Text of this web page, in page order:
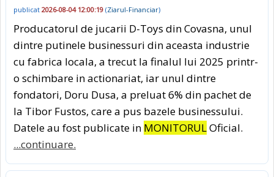
publicat 2026-08-04 12:00:19 (Ziarul-Financiar)
Producatorul de jucarii D-Toys din Covasna, unul
dintre putinele businessuri din aceasta industrie
cu fabrica locala, a trecut la finalul lui 2025 printr-
o schimbare in actionariat, iar unul dintre
fondatori, Doru Dusa, a preluat 6% din pachet de
la Tibor Fustos, care a pus bazele businessului.
Datele au fost publicate in MONITORULOficial.
...continuare.